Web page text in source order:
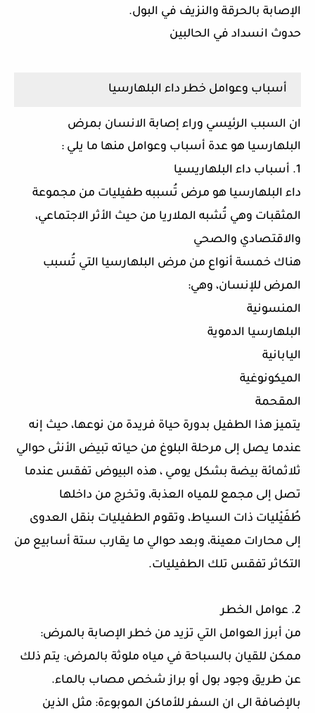
الإصابة بالحرقة والنزيف في البول.
حدوث انسداد في الحالبين
أسباب وعوامل خطر داء البلهارسيا
ان السبب الرئيسي وراء إصابة الانسان بمرض
البلهارسيا هو عدة أسباب وعوامل منها ما يلي :
1. أسباب داء البلهاريسيا
داء البلهارسيا هو مرض تُسببه طفيليات من مجموعة
المثقبات وهي تُشبه الملاريا من حيث الأثر الاجتماعي،
والاقتصادي والصحي
هناك خمسة أنواع من مرض البلهارسيا التي تُسبب
المرض للإنسان، وهي:
المنسونية
البلهارسيا الدموية
اليابانية
الميكونوغية
المقحمة
يتميز هذا الطفيل بدورة حياة فريدة من نوعها، حيث إنه
عندما يصل إلى مرحلة البلوغ من حياته تبيض الأنثى حوالي
ثلاثمائة بيضة بشكل يومي ، هذه البيوض تفقس عندما
تصل إلى مجمع للمياه العذبة، وتخرج من داخلها
طُفَيْليات ذات السياط، وتقوم الطفيليات بنقل العدوى
إلى محارات معينة، وبعد حوالي ما يقارب ستة أسابيع من
التكاثر تفقس تلك الطفيليات.
2. عوامل الخطر
من أبرز العوامل التي تزيد من خطر الإصابة بالمرض:
ممكن للقيان بالسباحة في مياه ملوثة بالمرض: يتم ذلك
عن طريق وجود بول أو براز شخص مصاب بالماء.
بالإضافة الى ان السفر للأماكن الموبوءة: مثل الذين